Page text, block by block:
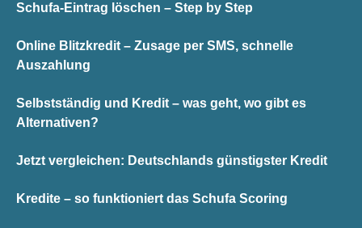
Schufa-Eintrag löschen – Step by Step
Online Blitzkredit – Zusage per SMS, schnelle
Auszahlung
Selbstständig und Kredit – was geht, wo gibt es
Alternativen?
Jetzt vergleichen: Deutschlands günstigster Kredit
Kredite – so funktioniert das Schufa Scoring